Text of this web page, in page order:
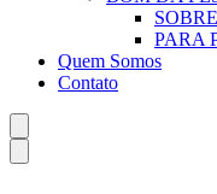
PARA
Quem Somos
Contato